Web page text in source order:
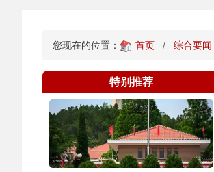
您现在的位置： 首页 综合要闻
特别推荐